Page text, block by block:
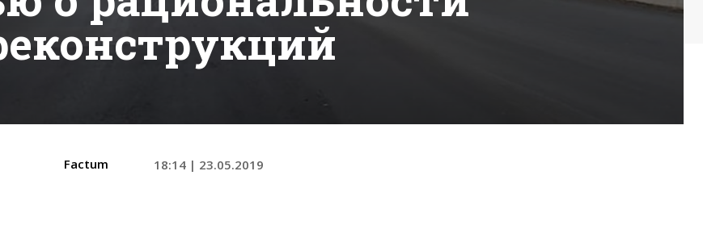
Factum 18:14 | 23.05.2019